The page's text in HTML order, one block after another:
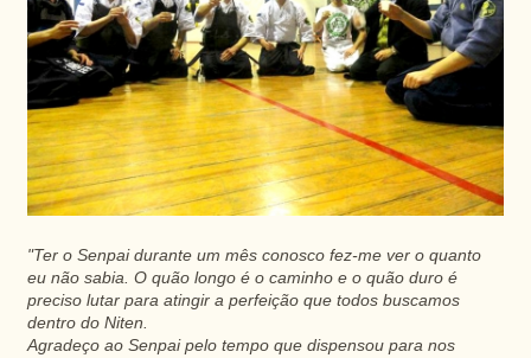
"Ter o Senpai durante um mês conosco fez-me ver o quanto
eu não sabia. O quão longo é o caminho e o quão duro é
preciso lutar para atingir a perfeição que todos buscamos
dentro do Niten.
Agradeço ao Senpai pelo tempo que dispensou para nos